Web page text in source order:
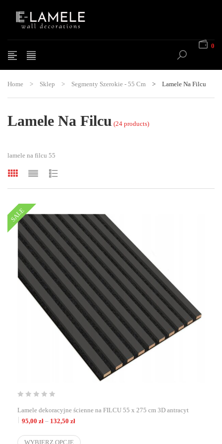
0
Home > Sklep > Segmenty Szerokie - 55 Cm > Lamele Na Filcu
Lamele Na Filcu (24 products)
lamele na filcu 55
SALE
Lamele dekoracyjne ścienne na FILCU 55 x 275 cm 3D antracyt
95,00 zł – 132,50 złZakres cen: od 95,00 zł do 132,50 zł
WYBIERZ OPCJE